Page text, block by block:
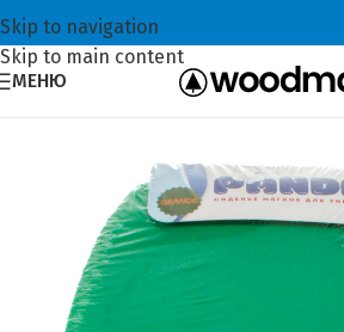
Skip to navigation
Skip to main content
МЕНЮ